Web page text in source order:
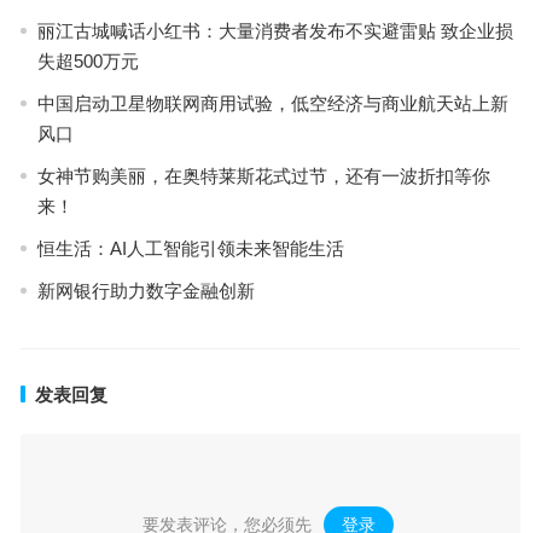
丽江古城喊话小红书：大量消费者发布不实避雷贴 致企业损
失超500万元
中国启动卫星物联网商用试验，低空经济与商业航天站上新
风口
女神节购美丽，在奥特莱斯花式过节，还有一波折扣等你
来！
恒生活：AI人工智能引领未来智能生活
新网银行助力数字金融创新
发表回复
要发表评论，您必须先 登录 。